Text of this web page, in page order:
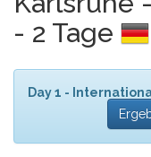
- 2 Tage
Day 1 -